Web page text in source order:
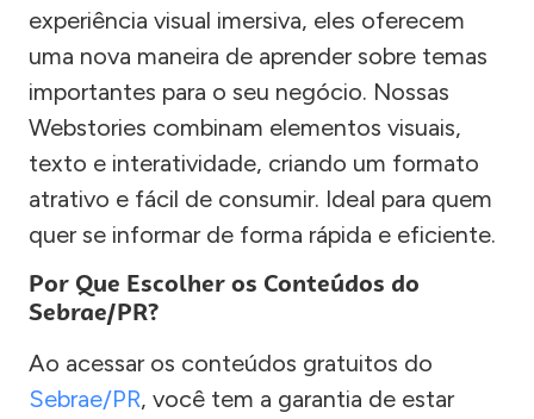
experiência visual imersiva, eles oferecem
uma nova maneira de aprender sobre temas
importantes para o seu negócio. Nossas
Webstories combinam elementos visuais,
texto e interatividade, criando um formato
atrativo e fácil de consumir. Ideal para quem
quer se informar de forma rápida e eficiente.
Por Que Escolher os Conteúdos do
Sebrae/PR?
Ao acessar os conteúdos gratuitos do
Sebrae/PR, você tem a garantia de estar